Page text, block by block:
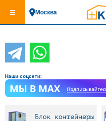
основному
Москва
Наши соцсети:
Блок контейнеры